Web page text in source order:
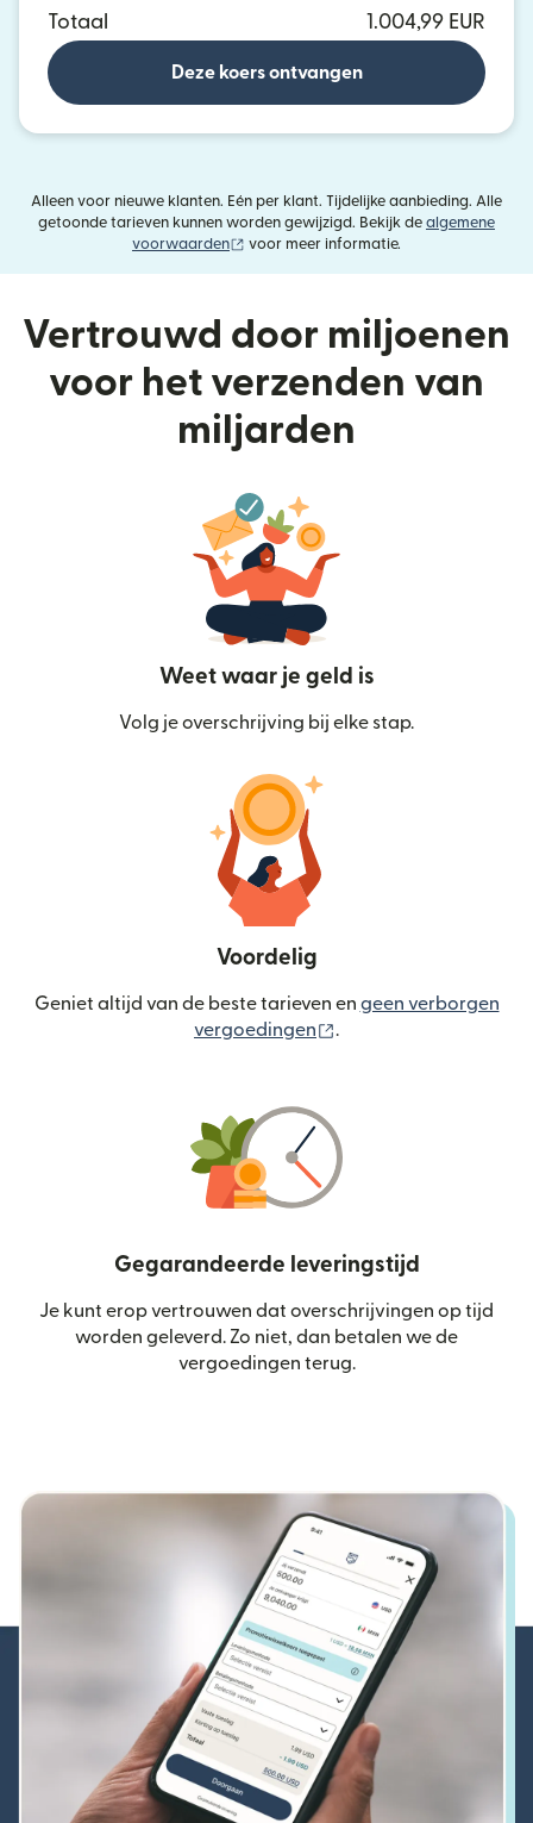
Totaal
1.004,99 EUR
Deze koers ontvangen
Alleen voor nieuwe klanten. Eén per klant. Tijdelijke aanbieding. Alle
getoonde tarieven kunnen worden gewijzigd. Bekijk de algemene
voorwaarden
(wordt geopend in een nieuw venster)
voor meer informatie.
Vertrouwd door miljoenen
voor het verzenden van
miljarden
Weet waar je geld is
Volg je overschrijving bij elke stap.
Voordelig
Geniet altijd van de beste tarieven en geen verborgen
vergoedingen
.
Gegarandeerde leveringstijd
Je kunt erop vertrouwen dat overschrijvingen op tijd
worden geleverd. Zo niet, dan betalen we de
vergoedingen terug.